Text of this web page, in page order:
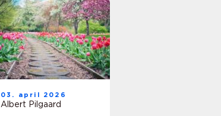
03. april 2026
Albert Pilgaard